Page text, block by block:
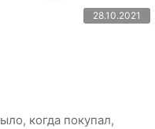
28.10.2021
когда покупал,